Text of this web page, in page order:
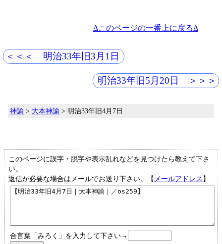
Δこのページの一番上に戻るΔ
＜＜＜ 明治33年旧3月1日
明治33年旧5月20日 ＞＞＞
神諭 > 大本神諭 > 明治33年旧4月7日
このページに誤字・脱字や表示乱れなどを見つけたら教えて下さ
い。
返信が必要な場合はメールでお送り下さい。【 メールアドレス 】
合言葉「みろく」を入力して下さい→